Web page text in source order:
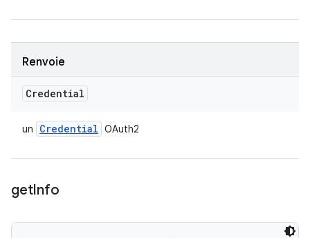
Renvoie
Credential
un Credential OAuth2
getInfo